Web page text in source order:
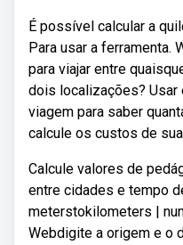
É possível calcular a
Para usar a ferramenta.
para viajar entre
dois localizações? Usar
viagem para saber
calcule os custos de
Calcule valores de
entre cidades e tempo
meterstokilometers |
Webdigite a origem e o